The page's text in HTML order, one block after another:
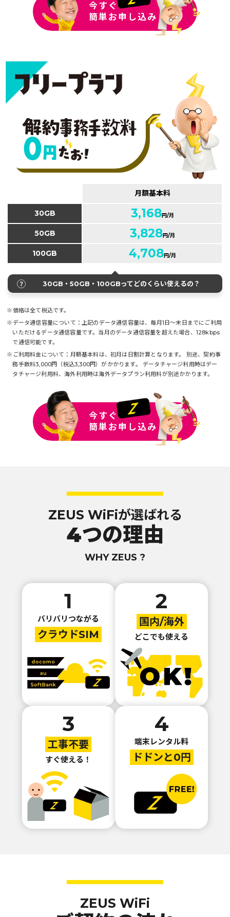
今すぐ
簡単お申し込み
月額基本料
30GB 3,168円/月
50GB 3,828円/月
100GB 4,708円/月
30GB・50GB・100GBってどのくらい使えるの？
※価格は全て税込です。
※データ通信容量について：上記のデータ通信容量は、毎月1日～末日までにご利用
いただけるデータ通信容量です。 当月のデータ通信容量を超えた場合、128kbps
で通信可能です。
※ご利用料金について：月額基本料は、初月は日割計算となります。 別途、契約事
務手数料3,000円（税込3,300円）がかかります。 データチャージ利用時はデー
タチャージ利用料、海外利用時は海外データプラン利用料が別途かかります。
今すぐ
簡単お申し込み
ZEUS WiFiが選ばれる
4つの理由
WHY ZEUS ?
1
バリバリつながる
クラウドSIM
2
国内/海外
どこでも使える
3
工事不要
すぐ使える！
4
端末レンタル料
ドドンと0円
ZEUS WiFi